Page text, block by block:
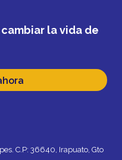
la vida de
C.P: 36640, Irapuato, Gto